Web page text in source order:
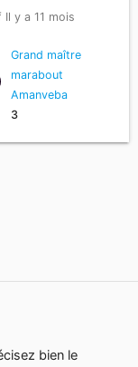
Il y a 11 mois
Grand maître
marabout
Amanveba
3
bien le